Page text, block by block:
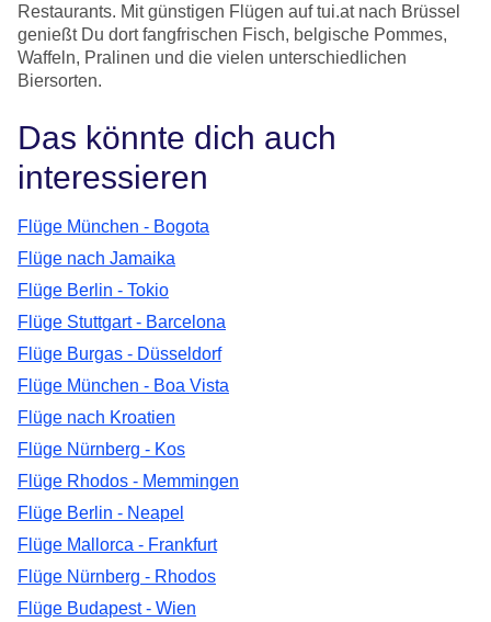
Restaurants. Mit günstigen Flügen auf tui.at nach Brüssel
genießt Du dort fangfrischen Fisch, belgische Pommes,
Waffeln, Pralinen und die vielen unterschiedlichen
Biersorten.
Das könnte dich auch
interessieren
Flüge München - Bogota
Flüge nach Jamaika
Flüge Berlin - Tokio
Flüge Stuttgart - Barcelona
Flüge Burgas - Düsseldorf
Flüge München - Boa Vista
Flüge nach Kroatien
Flüge Nürnberg - Kos
Flüge Rhodos - Memmingen
Flüge Berlin - Neapel
Flüge Mallorca - Frankfurt
Flüge Nürnberg - Rhodos
Flüge Budapest - Wien